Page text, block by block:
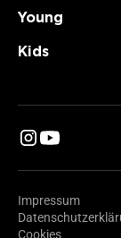
Young
Kids
Impressum
Cookies